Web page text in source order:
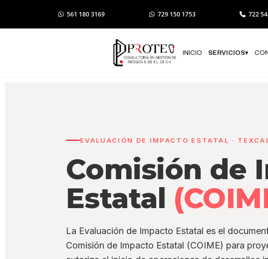
561 180 3169 729 150 1753 722
INICIO SERVICIOS▾
EVALUACIÓN DE IMPACTO ESTATAL ·
Comisión de
Estatal
La Evaluación de Impacto Estatal es el
Comisión de Impacto Estatal (COIME) para